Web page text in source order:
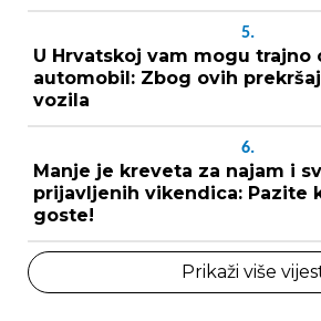
5.
U Hrvatskoj vam mogu trajno
automobil: Zbog ovih
vozila
6.
Manje je kreveta za najam i
prijavljenih vikendica: Pazite
goste!
Prikaži više